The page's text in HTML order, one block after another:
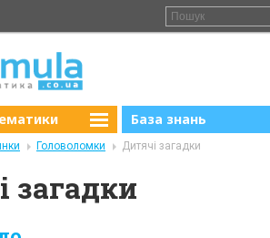
База знань
Головоломки Дитячі загадки
загадки